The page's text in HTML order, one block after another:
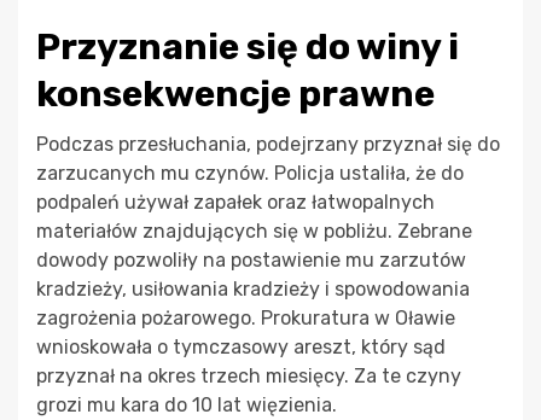
Przyznanie się do winy i
konsekwencje prawne
Podczas przesłuchania, podejrzany przyznał się do
zarzucanych mu czynów. Policja ustaliła, że do
podpaleń używał zapałek oraz łatwopalnych
materiałów znajdujących się w pobliżu. Zebrane
dowody pozwoliły na postawienie mu zarzutów
kradzieży, usiłowania kradzieży i spowodowania
zagrożenia pożarowego. Prokuratura w Oławie
wnioskowała o tymczasowy areszt, który sąd
przyznał na okres trzech miesięcy. Za te czyny
grozi mu kara do 10 lat więzienia.